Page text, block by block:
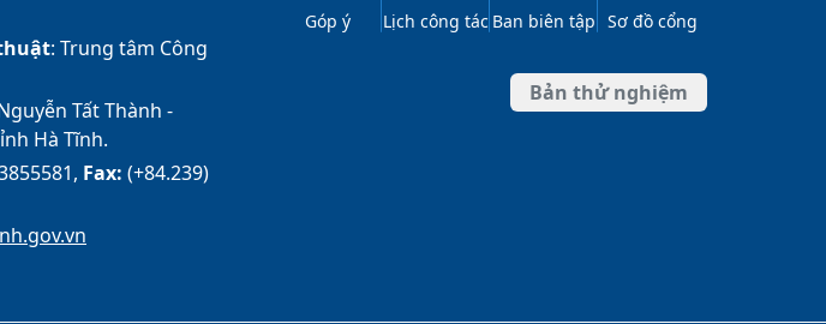
: Trung tâm Công
Tất Thành -
Hà Tĩnh.
Fax: (+84.239)
Góp ý Lịch công tác Ban biên tập Sơ đồ cổng
Bản thử nghiệm